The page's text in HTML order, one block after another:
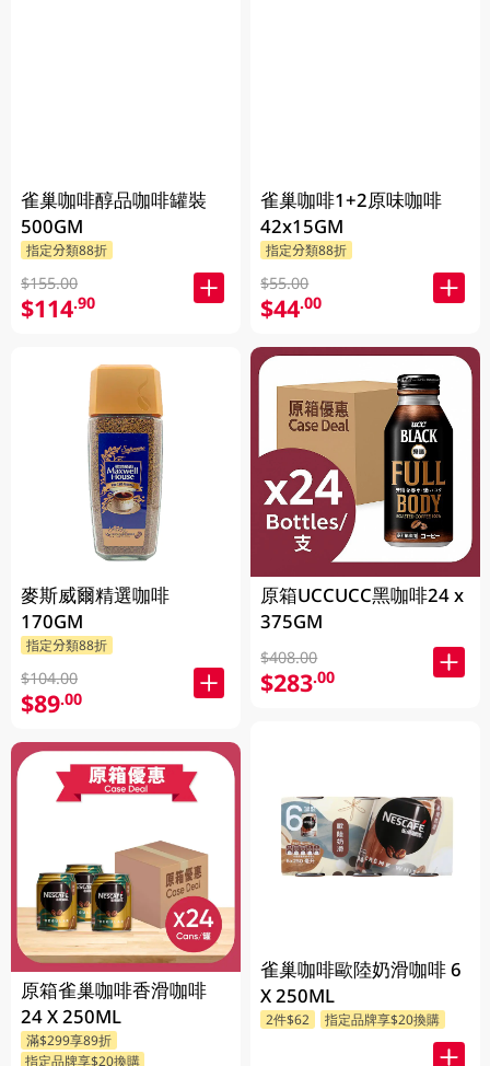
雀巢咖啡醇品咖啡罐裝
500GM
指定分類88折
$155.00
$114.90
麥斯威爾精選咖啡
170GM
指定分類88折
$104.00
$89.00
原箱雀巢咖啡香滑咖啡
24 X 250ML
滿$299享89折
指定品牌享$20換購
雀巢咖啡1+2原味咖啡
42x15GM
指定分類88折
$55.00
$44.00
原箱UCCUCC黑咖啡24 x
375GM
$408.00
$283.00
雀巢咖啡歐陸奶滑咖啡 6
X 250ML
2件$62 指定品牌享$20換購